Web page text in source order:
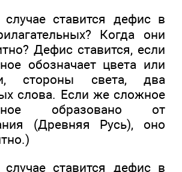
ставится дефис в
Когда они
Дефис ставится, если
обозначает цвета или
стороны света, два
слова. Если же сложное
образовано от
(Древняя Русь), оно
ставится дефис в